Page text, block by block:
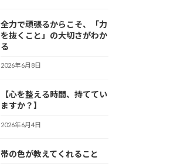
全力で頑張るからこそ、「力
を抜くこと」の大切さがわか
る
2026年6月8日
【心を整える時間、持ててい
ますか？】
2026年6月4日
帯の色が教えてくれること